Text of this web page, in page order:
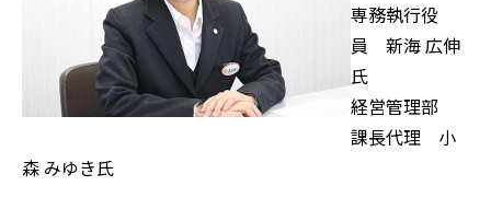
専務執行役
員 新海 広伸
氏
経営管理部
課長代理 小
森 みゆき氏